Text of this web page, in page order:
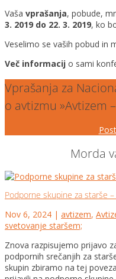
Vaša vprašanja, pobude,
3. 2019 do 22. 3. 2019, ko
Veselimo se vaših pobud in
Več informacij o sami
Vprašanja za
o avtizmu »Avtizem
Morda
Podporne skupine za starše
Nov 6, 2024 | avtizem,
svetovanje staršem;
Znova razpisujemo prijavo
podpornih srečanjih za
skupin zbiramo na tej